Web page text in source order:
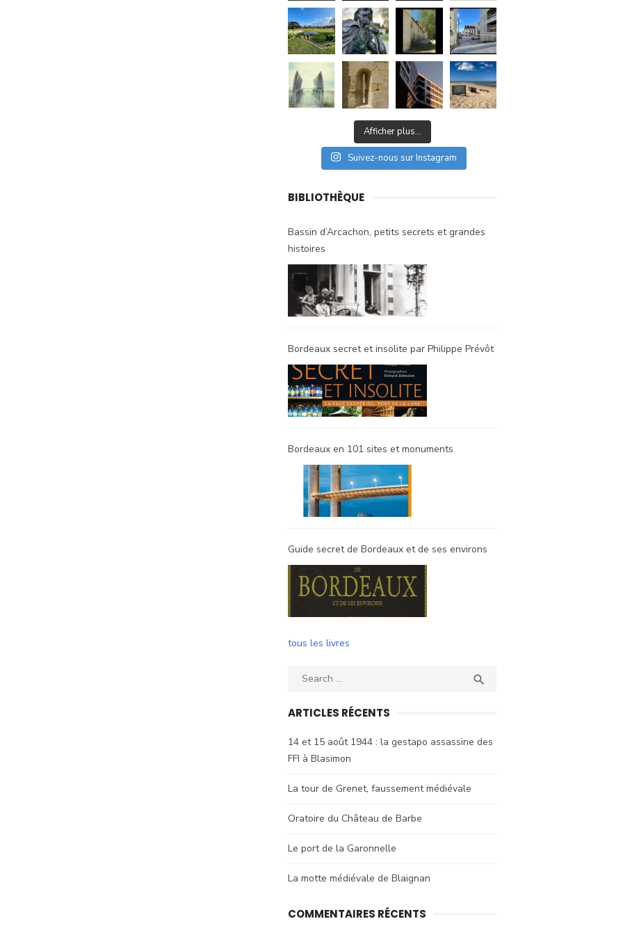
Afficher plus...
Suivez-nous sur Instagram
BIBLIOTHÈQUE
Bassin d’Arcachon, petits secrets et grandes
histoires
Bordeaux secret et insolite par Philippe Prévôt
Bordeaux en 101 sites et monuments
Guide secret de Bordeaux et de ses environs
tous les livres
Search

ARTICLES RÉCENTS
14 et 15 août 1944 : la gestapo assassine des
FFI à Blasimon
La tour de Grenet, faussement médiévale
Oratoire du Château de Barbe
Le port de la Garonnelle
La motte médiévale de Blaignan
COMMENTAIRES RÉCENTS